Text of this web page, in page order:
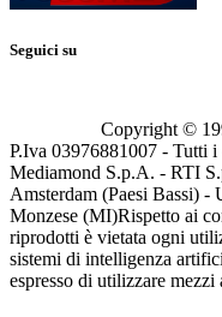
Seguici su
Copyright ©
P.Iva 03976881007 - Tutti
Mediamond S.p.A. - RTI
Amsterdam (Paesi Bassi)
Monzese (MI)Rispetto ai
riprodotti è vietata ogni
sistemi di intelligenza
espresso di utilizzare